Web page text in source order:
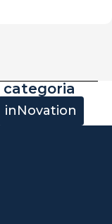
categoria
inNovation